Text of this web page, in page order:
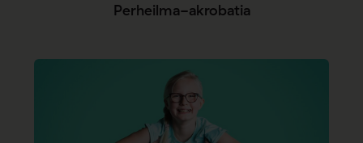
Perheilma-akrobatia